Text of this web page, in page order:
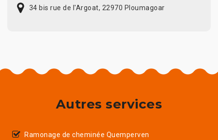
34 bis rue de l'Argoat, 22970 Ploumagoar
Autres services
Ramonage de cheminée Quemperven